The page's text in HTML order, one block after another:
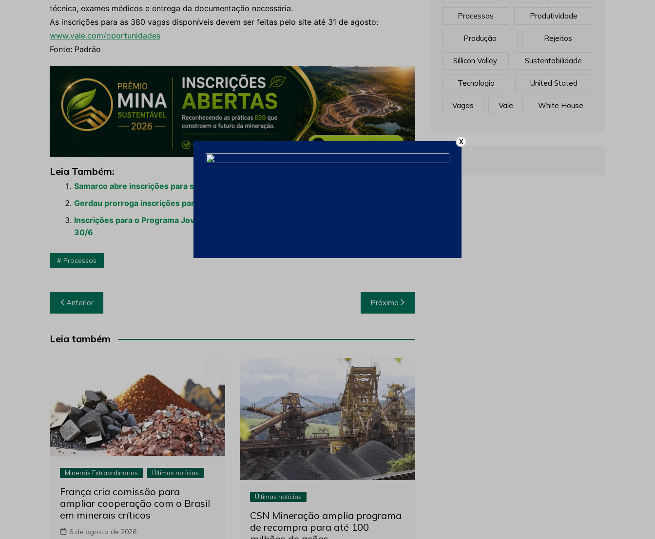
técnica, exames médicos e entrega da documentação necessária.
As inscrições para as 380 vagas disponíveis devem ser feitas pelo site até 31 de agosto:
www.vale.com/oportunidades
Fonte: Padrão
Leia Também:
Samarco abre inscrições para seleção de projetos sociais
Gerdau prorroga inscrições para o programa de estágio G. Start 2020
Inscrições para o Programa Jovens Engenheiros da Mineração Usiminas terminam dia
30/6
Processos
Navegação
de
Post
Anterior Próximo
Leia também
Minerais Extraordinarios Últimas notícias
França cria comissão para
ampliar cooperação com o Brasil
em minerais críticos
6 de agosto de 2026
Últimas notícias
CSN Mineração amplia programa
de recompra para até 100
Processos Produtividade
Produção Rejeitos
Sillicon Valley Sustentabilidade
Tecnologia United Stated
Vagas Vale White House
X